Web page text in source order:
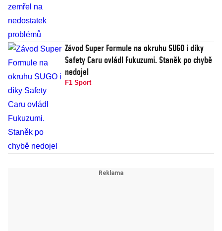
Závod Super Formule na okruhu SUGO i díky
Safety Caru ovládl Fukuzumi. Staněk po chybě
nedojel
F1 Sport